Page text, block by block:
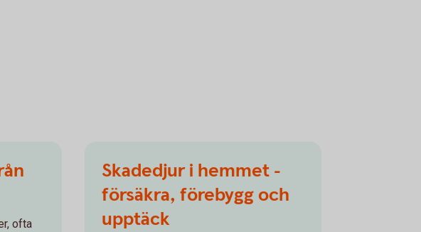
ofta
Skadedjur i hemmet -
försäkra, förebygg och
upptäck